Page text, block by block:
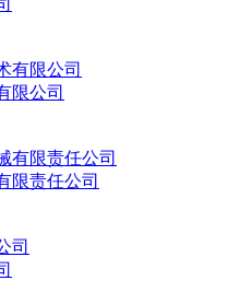
限公司
限责任公司